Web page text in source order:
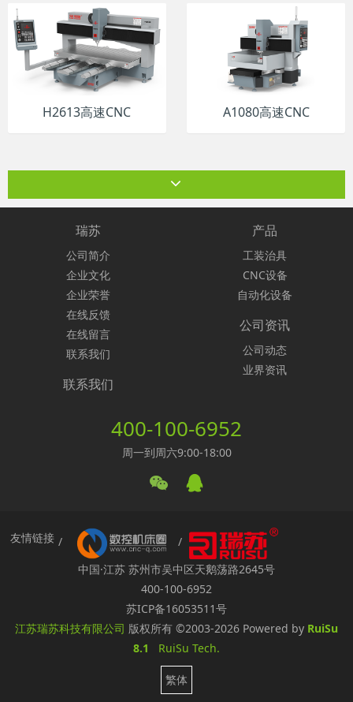
H2613高速CNC A1080高速CNC
瑞苏
公司简介
企业文化
企业荣誉
在线反馈
在线留言
联系我们
产品
工装治具
CNC设备
自动化设备
公司资讯
公司动态
业界资讯
联系我们
400-100-6952
周一到周六9:00-18:00
友情链接
中国·江苏 苏州市吴中区天鹅荡路2645号
400-100-6952
苏ICP备16053511号
江苏瑞苏科技有限公司 版权所有 ©2003-2026 Powered by RuiSu
8.1
RuiSu Tech.
繁体